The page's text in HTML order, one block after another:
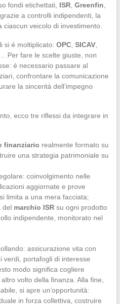
fondi etichettati, ISR, Greenfin
a controlli indipendenti, la
ciascun veicolo di investimento.
si è moltiplicato: OPC, SICAV,
Per fare le scelte giuste, non
è necessario passare al
confrontare la comunicazione
la sincerità dell’impegno
ecco tre riflessi da integrare in
finanziario realmente formato su
una strategia patrimoniale su
coinvolgimento nelle
aggiornate e prove
limita a una mera facciata;
del marchio ISRsu ogni prodotto
indipendente, monitorato nel
assicurazione vita con
verdi, portafogli di interesse
modo significa cogliere
volto della finanza. Alla fine,
si apre un’opportunità:
in forza collettiva, costruire